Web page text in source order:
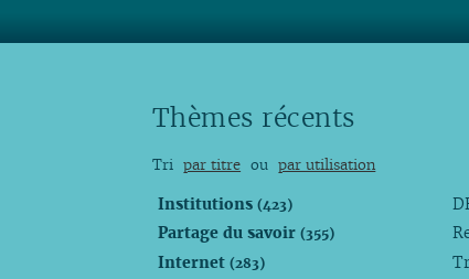
Thèmes récents
Tri par titre ou par utilisation
Institutions(423)
Partage du savoir(355)
Internet(283)